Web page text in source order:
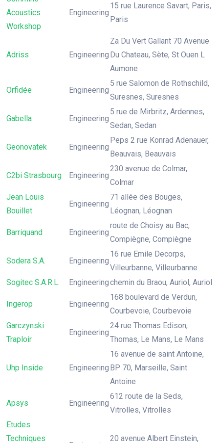
Acoustics
Workshop
Engineering
15 rue Laurence Savart, Paris,
Paris
Adriss Engineering
Za Du Vert Gallant 70 Avenue
Du Chateau, Sète, St Ouen L
Aumone
Orfidée Engineering
5 rue Salomon de Rothschild,
Suresnes, Suresnes
Gabella Engineering
5 rue de Mirbritz, Ardennes,
Sedan, Sedan
Geonovatek Engineering
Peps 2 rue Konrad Adenauer,
Beauvais, Beauvais
C2bi Strasbourg Engineering
230 avenue de Colmar,
Colmar
Jean Louis
Bouillet
Engineering
71 allée des Bouges,
Léognan, Léognan
Barriquand Engineering
route de Choisy au Bac,
Compiègne, Compiègne
Sodera S.A. Engineering
16 rue Emile Decorps,
Villeurbanne, Villeurbanne
Sogitec S.A.R.L.
Engineeringchemin du Braou, Auriol, Auriol
Ingerop Engineering
168 boulevard de Verdun,
Courbevoie, Courbevoie
Garczynski
Traploir
Engineering
24 rue Thomas Edison,
Thomas, Le Mans, Le Mans
Uhp Inside Engineering
16 avenue de saint Antoine,
BP 70, Marseille, Saint
Antoine
Apsys Engineering
612 route de la Seds,
Vitrolles, Vitrolles
Etudes
Techniques
20 avenue Albert Einstein,